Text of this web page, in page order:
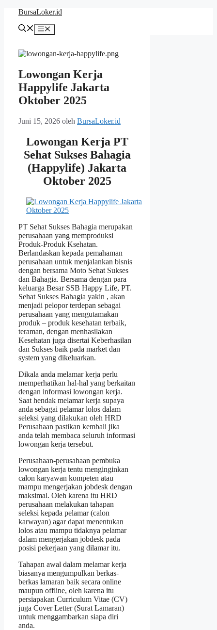
Langsung
BursaLoker.id
Menu
Lowongan Kerja
Happylife Jakarta
Oktober 2025
Juni 15, 2026 oleh BursaLoker.id
Lowongan Kerja PT
Sehat Sukses Bahagia
(Happylife) Jakarta
Oktober 2025
PT Sehat Sukses Bahagia merupakan
perusahaan yang memproduksi
Produk-Produk Ksehatan.
Berlandaskan kepada pemahaman
perusahaan untuk menjalankan bisnis
dengan bersama Moto Sehat Sukses
dan Bahagia. Bersama dengan para
keluarga Besar SSB Happy Life, PT.
Sehat Sukses Bahagia yakin , akan
menjadi pelopor terdepan sebagai
perusahaan yang mengutamakan
produk – produk kesehatan terbaik,
teraman, dengan menhasilakan
Kesehatan juga disertai Keberhasilan
dan Sukses baik pada market dan
system yang dikeluarkan.
Dikala anda melamar kerja perlu
memperhatikan hal-hal yang berkaitan
dengan informasi lowongan kerja.
Saat hendak melamar kerja supaya
anda sebagai pelamar lolos dalam
seleksi yang dilakukan oleh HRD
Perusahaan pastikan kembali jika
anda telah membaca seluruh informasi
lowongan kerja tersebut.
Perusahaan-perusahaan pembuka
lowongan kerja tentu menginginkan
calon karyawan kompeten atau
mampu mengerjakan jobdesk dengan
maksimal. Oleh karena itu HRD
perusahaan melakukan tahapan
seleksi kepada pelamar (calon
karwayan) agar dapat menentukan
lolos atau mampu tidaknya pelamar
dalam mengerjakan jobdesk pada
posisi pekerjaan yang dilamar itu.
Tahapan awal dalam melamar kerja
biasanya mengumpulkan berkas-
berkas lamaran baik secara online
maupun offline, oleh karena itu
persiapakan Curriculum Vitae (CV)
juga Cover Letter (Surat Lamaran)
untuk menggambarkan siapa diri
anda.